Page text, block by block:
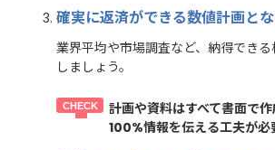
確実に返済ができる数値計画と
業界平均や市場調査など、納得でき
しましょう。
計画や資料はすべて書面で
100%情報を伝える工夫が必